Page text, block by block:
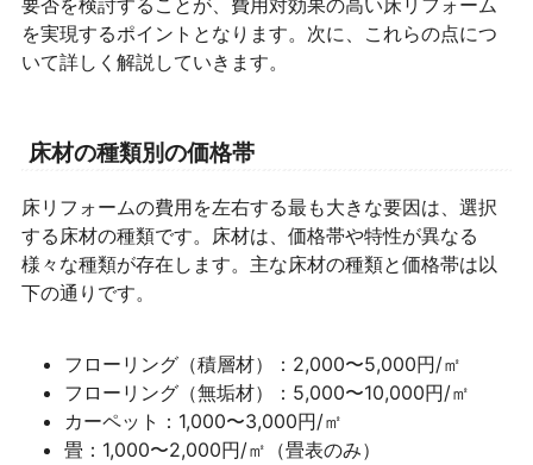
要否を検討することが、費用対効果の高い床リフォーム
を実現するポイントとなります。次に、これらの点につ
いて詳しく解説していきます。
床材の種類別の価格帯
床リフォームの費用を左右する最も大きな要因は、選択
する床材の種類です。床材は、価格帯や特性が異なる
様々な種類が存在します。主な床材の種類と価格帯は以
下の通りです。
フローリング（積層材）：2,000〜5,000円/㎡
フローリング（無垢材）：5,000〜10,000円/㎡
カーペット：1,000〜3,000円/㎡
畳：1,000〜2,000円/㎡（畳表のみ）